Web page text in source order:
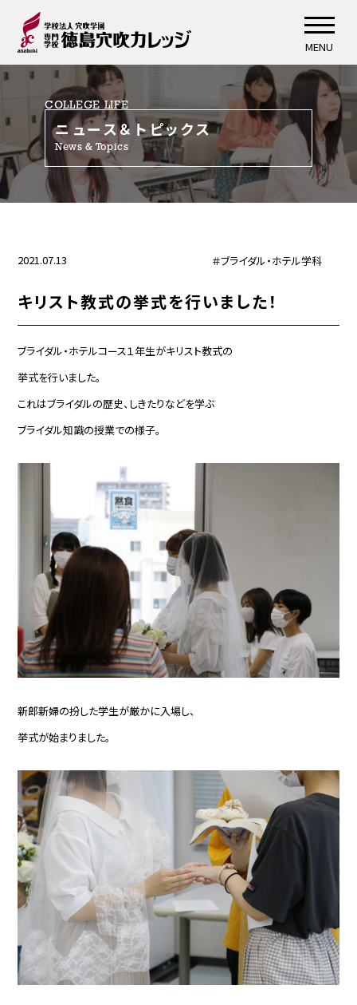
MENU
COLLEGE LIFE
ニュース＆トピックス
News & Topics
2021.07.13 ＃ブライダル・ホテル学科
キリスト教式の挙式を行いました！
ブライダル・ホテルコース１年生がキリスト教式の
挙式を行いました。
これはブライダルの歴史、しきたりなどを学ぶ
ブライダル知識の授業での様子。
新郎新婦の扮した学生が厳かに入場し、
挙式が始まりました。